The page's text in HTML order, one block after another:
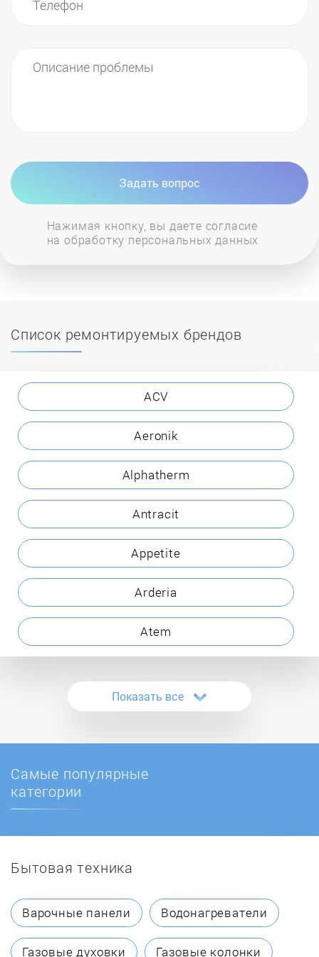
Задать вопрос
Нажимая кнопку, вы даете согласие
на обработку персональных данных
Список ремонтируемых брендов
ACV
Aeronik
Alphatherm
Antracit
Appetite
Arderia
Atem
ATON
Ballu
BAXI
Beretta
Показать все
Самые популярные
категории
Бытовая техника
Варочные панели Водонагреватели
Газовые духовки Газовые колонки